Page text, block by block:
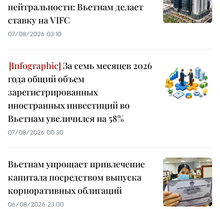
нейтральности: Вьетнам делает
ставку на VIFC
07/08/2026 03:10
За семь месяцев 2026
года общий объем
зарегистрированных
иностранных инвестиций во
Вьетнам увеличился на 58%
07/08/2026 00:30
Вьетнам упрощает привлечение
капитала посредством выпуска
корпоративных облигаций
06/08/2026 23:00